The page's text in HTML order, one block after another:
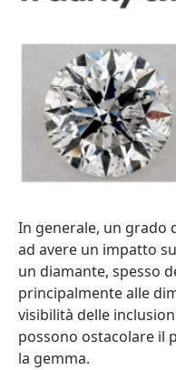
In generale, un grado
ad avere un impatto
un diamante, spesso
principalmente alle
visibilità delle
possono ostacolare il
la gemma.